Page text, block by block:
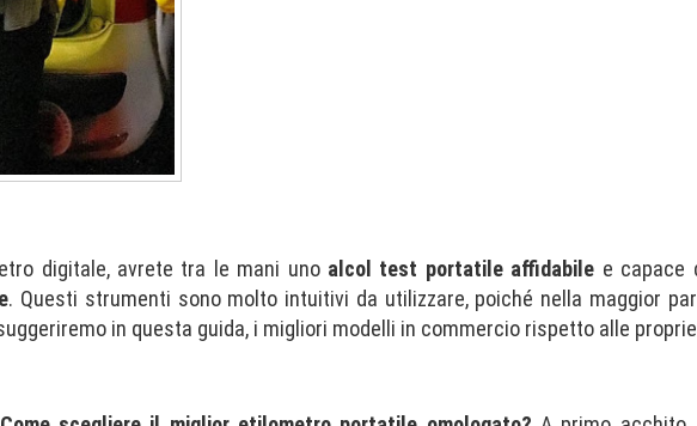
digitale, avrete tra le mani uno alcol test portatile affidabile e capace
. Questi strumenti sono molto intuitivi da utilizzare, poiché nella maggior
in questa guida, i migliori modelli in commercio rispetto alle